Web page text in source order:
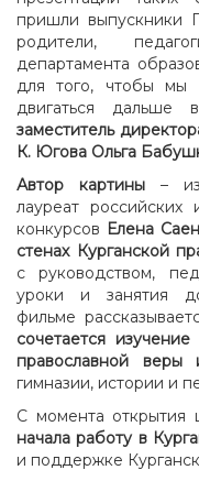
пришли выпускники
родители,
департамента
для того, чтобы мы
двигаться дальше
заместитель
К. Югова Ольга
Автор картины –
лауреат российских
конкурсов Елена
стенах Курганской
с руководством,
уроки и занятия
фильме
сочетается
православной веры
гимназии, истории и
С момента открытия
начала работу в
и поддержке